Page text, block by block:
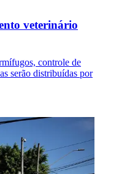
veterinário
controle de
serão distribuídas por